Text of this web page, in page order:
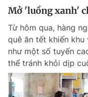
Mở 'luồng xanh'
Từ hôm qua, hàng
quê ăn tết khiến khu
như một số tuyến
thể tránh khỏi dịp